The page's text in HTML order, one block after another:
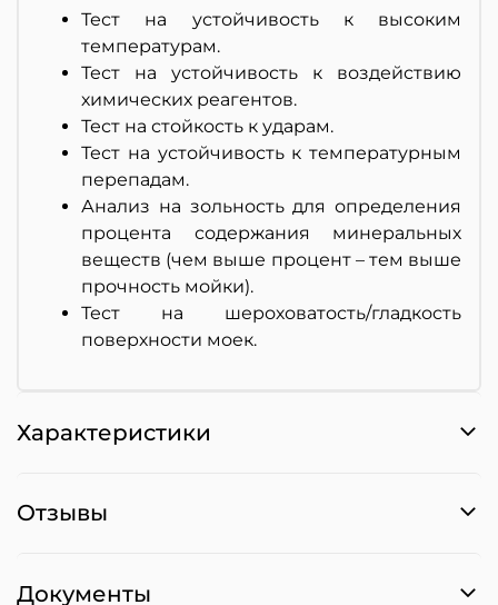
Тест на устойчивость к высоким
температурам.
Тест на устойчивость к воздействию
химических реагентов.
Тест на стойкость к ударам.
Тест на устойчивость к температурным
перепадам.
Анализ на зольность для определения
процента содержания минеральных
веществ (чем выше процент – тем выше
прочность мойки).
Тест на шероховатость/гладкость
поверхности моек.
Характеристики
Отзывы
Документы